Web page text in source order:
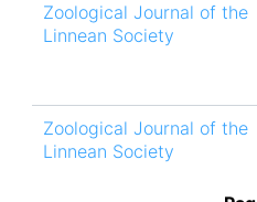
Zoological Journal of the
Linnean Society
Zoological Journal of the
Linnean Society